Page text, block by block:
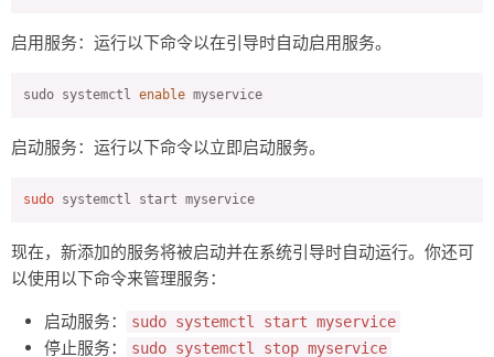
启用服务：运行以下命令以在引导时自动启用服务。
sudo systemctl enable
启动服务：运行以下命令以立即启动服务。
sudo systemctl start myservice
现在，新添加的服务将被启动并在系统引导时自动运行。你还可
以使用以下命令来管理服务：
启动服务： sudo systemctl start myservice
停止服务： sudo systemctl stop myservice